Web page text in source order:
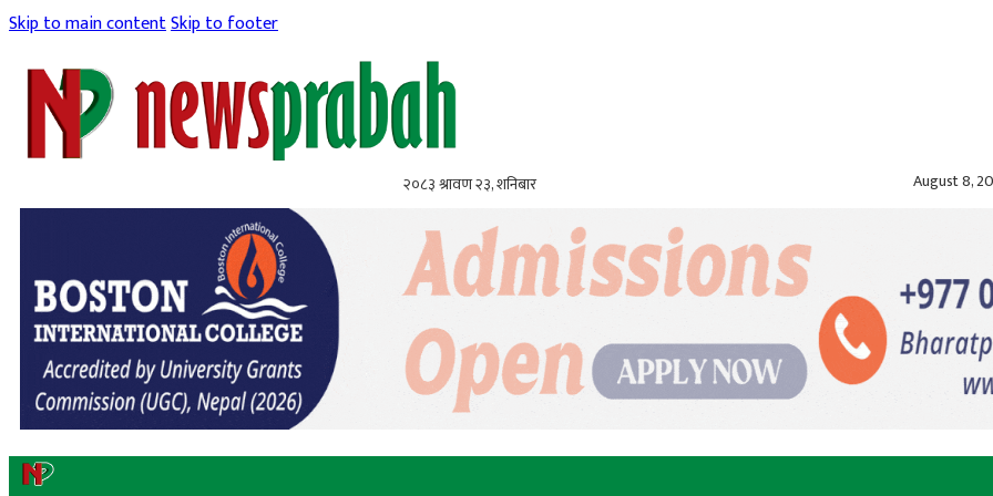
Skip to main contentSkip to footer
२०८३ श्रावण २३, शनिबार August 8,